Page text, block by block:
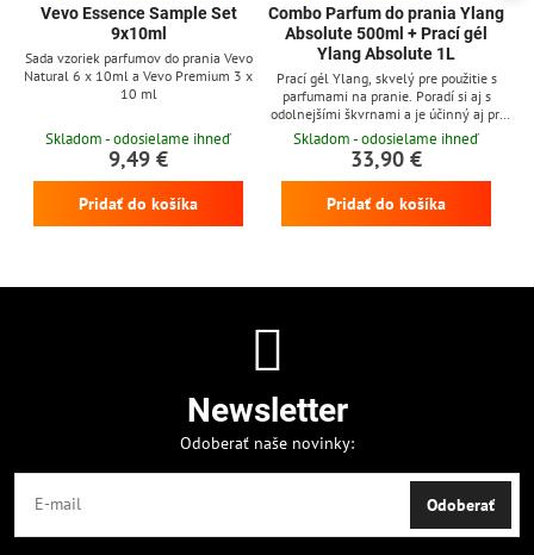
Vevo Essence Sample Set
9x10ml
Sada vzoriek parfumov do prania Vevo
Natural 6 x 10ml a Vevo Premium 3 x
10 ml
Skladom - odosielame ihneď
9,49 €
Pridať do košíka
Combo Parfum do prania Ylang
Absolute 500ml + Prací gél
Ylang Absolute 1L
Prací gél Ylang, skvelý pre použitie s
parfumami na pranie. Poradí si aj s
odolnejšími škvrnami a je účinný aj pri
nízkych teplotách
Skladom - odosielame ihneď
33,90 €
Pridať do košíka
Newsletter
Odoberať naše novinky:
Odoberať